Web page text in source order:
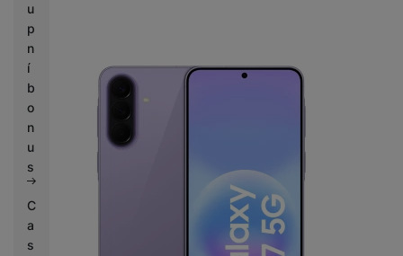
u
p
n
í
b
o
n
u
s
C
a
s